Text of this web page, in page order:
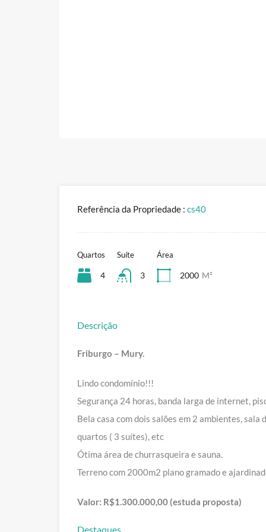
Referência da Propriedade : cs40
Quartos
4
Suíte
3
Área
2000 M²
Descrição
Friburgo – Mury.
Lindo condomínio!!!
Segurança 24 horas, banda larga de internet,
Bela casa com dois salões em 2 ambientes,
quartos ( 3 suítes), etc
Ótima área de churrasqueira e sauna.
Terreno com 2000m2 plano gramado e
Valor: R$1.300.000,00 (estuda proposta)
Destaques